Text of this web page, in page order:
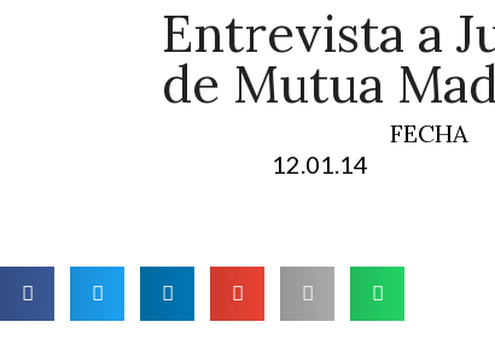
Entrevista a
de Mutua
FECHA
12.01.14